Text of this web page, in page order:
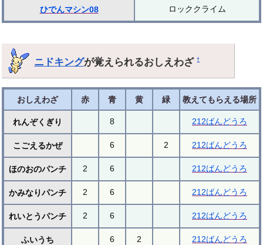
ひでんマシン08 ロッククライム
ニドキングが覚えられるおしえわざ†
おしえわざ 赤 青 黄 緑 教えてもらえる場所
れんぞくぎり 8 212ばんどうろ
こごえるかぜ 6 2 212ばんどうろ
ほのおのパンチ 2 6 212ばんどうろ
かみなりパンチ 2 6 212ばんどうろ
れいとうパンチ 2 6 212ばんどうろ
ふいうち 6 2 212ばんどうろ